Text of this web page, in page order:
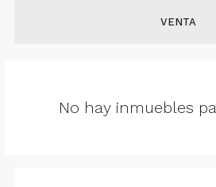
VENTA
No hay inmuebles